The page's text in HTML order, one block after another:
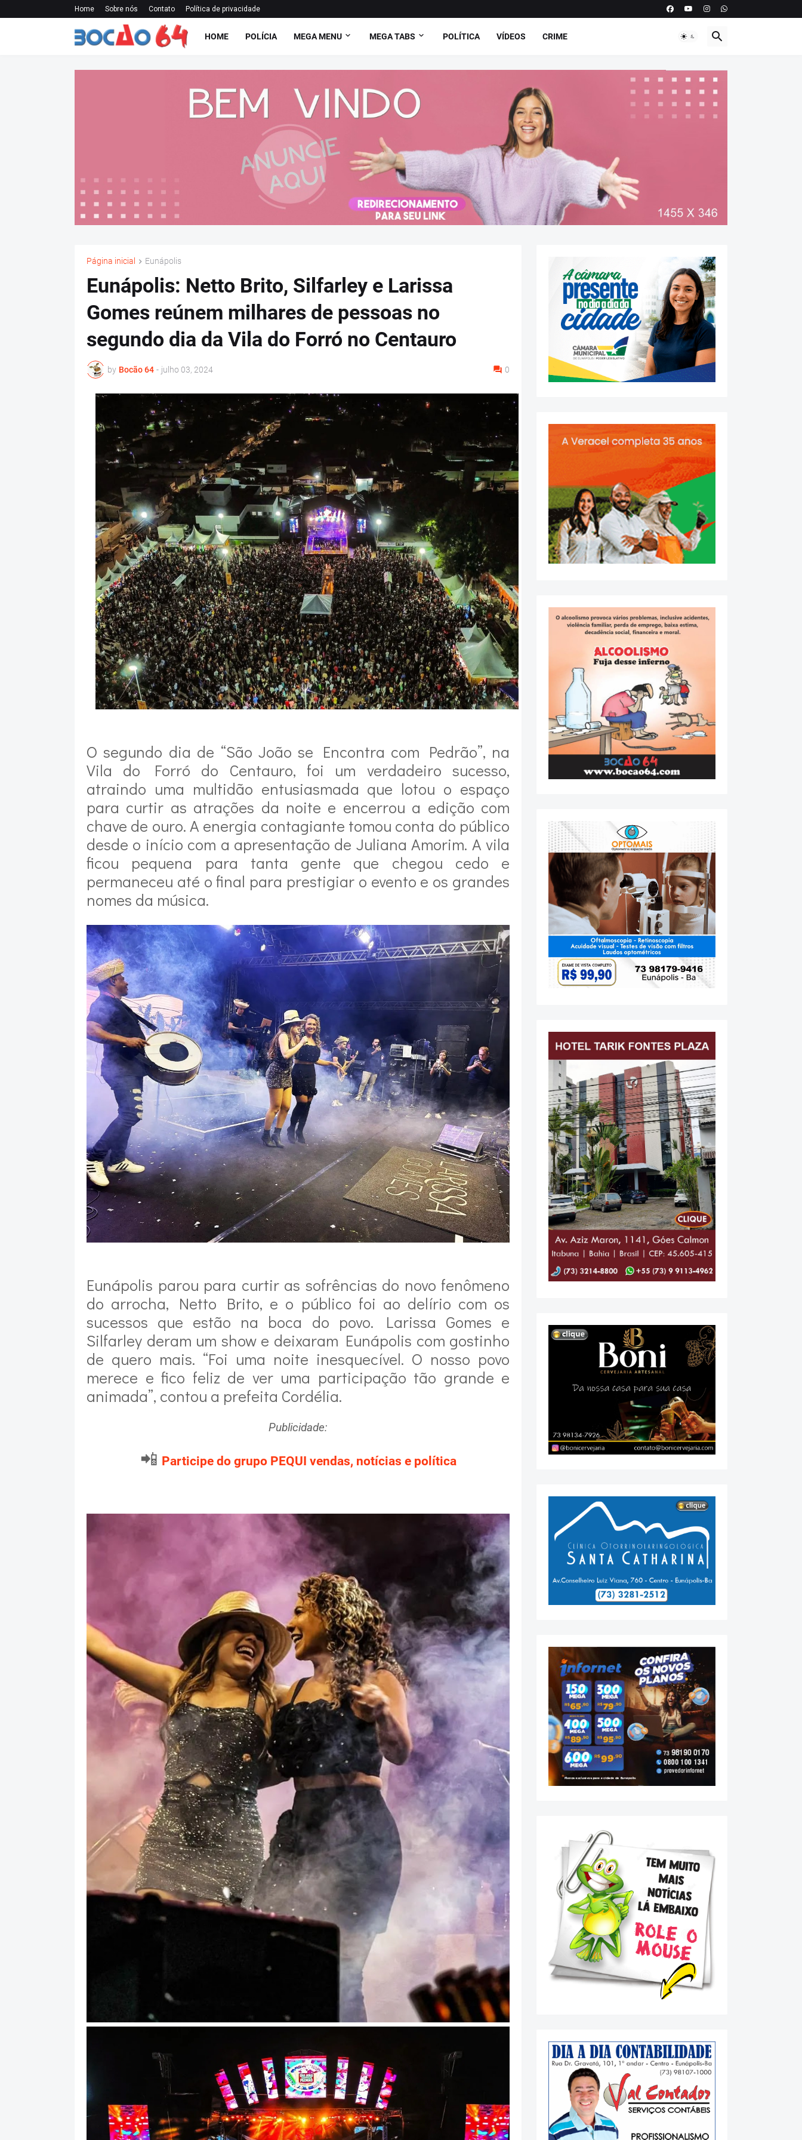
Home Sobre nós Contato Política de privacidade
HOME POLÍCIA MEGA MENU MEGA TABS POLÍTICA VÍDEOS CRIME
Página inicial Eunápolis
Eunápolis: Netto Brito, Silfarley e Larissa
Gomes reúnem milhares de pessoas no
segundo dia da Vila do Forró no Centauro
by Bocão 64 - julho 03, 2024 0
O segundo dia de “São João se Encontra com Pedrão”, na
Vila do Forró do Centauro, foi um verdadeiro sucesso,
atraindo uma multidão entusiasmada que lotou o espaço
para curtir as atrações da noite e encerrou a edição com
chave de ouro. A energia contagiante tomou conta do público
desde o início com a apresentação de Juliana Amorim. A vila
ficou pequena para tanta gente que chegou cedo e
permaneceu até o final para prestigiar o evento e os grandes
nomes da música.
Eunápolis parou para curtir as sofrências do novo fenômeno
do arrocha, Netto Brito, e o público foi ao delírio com os
sucessos que estão na boca do povo. Larissa Gomes e
Silfarley deram um show e deixaram Eunápolis com gostinho
de quero mais. “Foi uma noite inesquecível. O nosso povo
merece e fico feliz de ver uma participação tão grande e
animada”, contou a prefeita Cordélia.
Publicidade:
📲 Participe do grupo PEQUI vendas, notícias e política